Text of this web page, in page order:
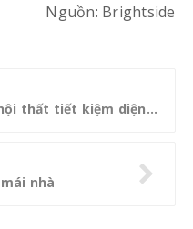
Nguồn: Brightside
21 ý tưởng thiết kế nội thất tiết kiệm diện tích cho nhà bếp nhỏ (P1)
nhà